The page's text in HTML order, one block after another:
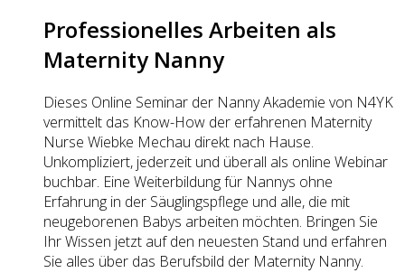
Professionelles Arbeiten als
Maternity Nanny
Dieses Online Seminar der Nanny Akademie von N4YK
vermittelt das Know-How der erfahrenen Maternity
Nurse Wiebke Mechau direkt nach Hause.
Unkompliziert, jederzeit und überall als online Webinar
buchbar. Eine Weiterbildung für Nannys ohne
Erfahrung in der Säuglingspflege und alle, die mit
neugeborenen Babys arbeiten möchten. Bringen Sie
Ihr Wissen jetzt auf den neuesten Stand und erfahren
Sie alles über das Berufsbild der Maternity Nanny.